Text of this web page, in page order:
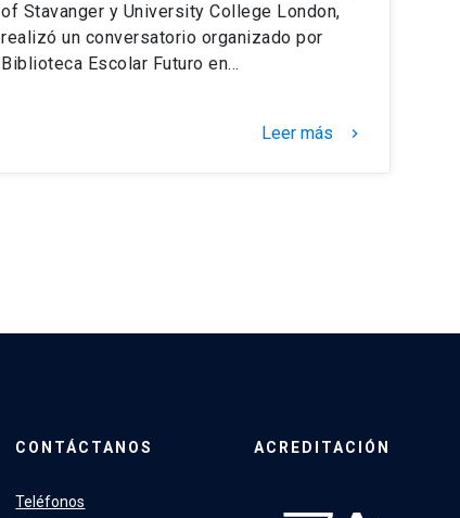
of Stavanger y University College London,
realizó un conversatorio organizado por
Biblioteca Escolar Futuro en…
Leer más keyboard_arrow_right
CONTÁCTANOS
Teléfonos
ACREDITACIÓN